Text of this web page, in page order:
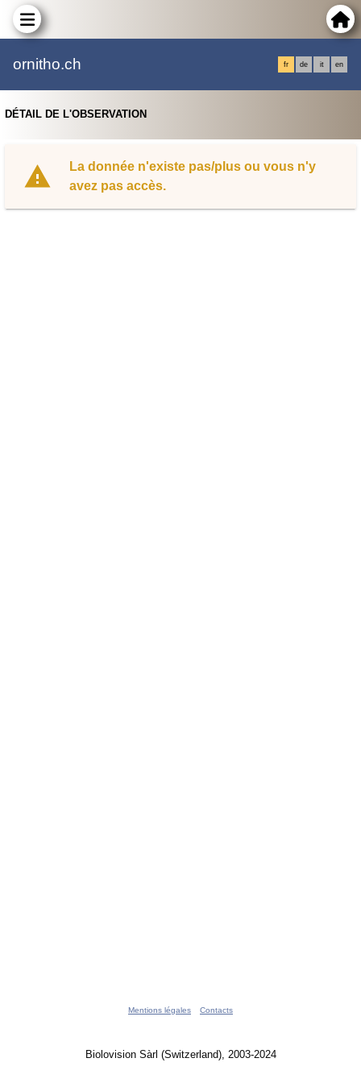
ornitho.ch fr de it en
DÉTAIL DE L'OBSERVATION
La donnée n'existe pas/plus ou vous n'y
avez pas accès.
Mentions légales Contacts
Biolovision Sàrl (Switzerland), 2003-2024